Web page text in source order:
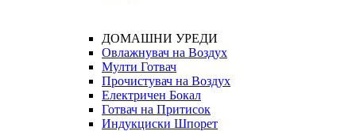
ДОМАШНИ УРЕДИ
Овлажнувач на Воздух
Мулти Готвач
Прочистувач на Воздух
Електричен Бокал
Готвач на Притисок
Индукциски Шпорет